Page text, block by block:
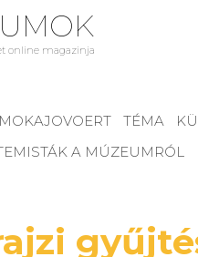
online magazinja
TÉMA
A MÚZEUMRÓL